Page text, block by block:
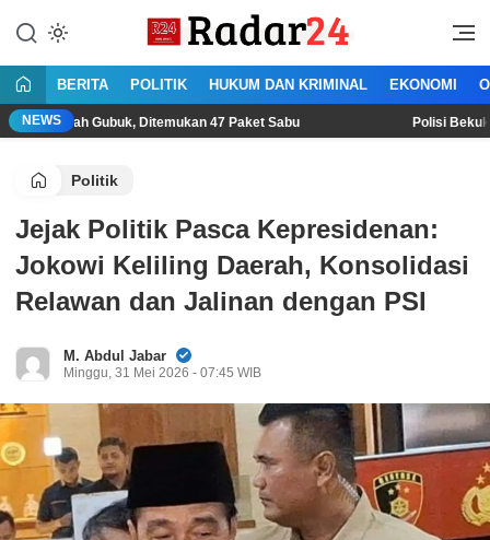
konten
Radar24.co.id
Jujur Lantang Bersuara
BERITA POLITIK HUKUM DAN KRIMINAL EKONOMI
NEWS
Gubuk, Ditemukan 47 Paket Sabu Polisi Bekuk Begal
Politik
Jejak Politik Pasca Kepresidenan:
Jokowi Keliling Daerah, Konsolidasi
Relawan dan Jalinan dengan PSI
M. Abdul Jabar
Minggu, 31 Mei 2026 - 07:45 WIB